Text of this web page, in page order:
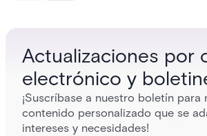
Actualizaciones por
electrónico y
¡Suscríbase a nuestro boletín para
contenido personalizado que se
intereses y necesidades!